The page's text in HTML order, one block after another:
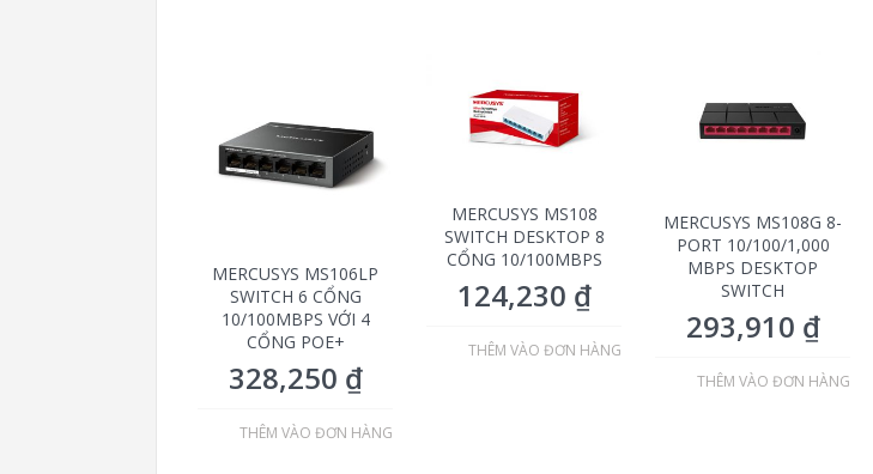
MERCUSYS MS106LP
SWITCH 6 CỔNG
10/100MBPS VỚI 4
CỔNG POE+
328,250 ₫
THÊM VÀO ĐƠN HÀNG
MERCUSYS MS108
SWITCH DESKTOP 8
CỔNG 10/100MBPS
124,230 ₫
THÊM VÀO ĐƠN HÀNG
MERCUSYS MS108G 8-
PORT 10/100/1,000
MBPS DESKTOP
SWITCH
293,910 ₫
THÊM VÀO ĐƠN HÀNG